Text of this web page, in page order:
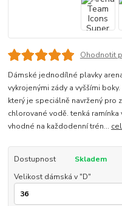
Ohodnotit
Dámské jednodílné plavky
vykrojenými zády a vyššími
který je speciálně navržený pro
chlorované vodě. tenká
vhodné na každodenní trén...
Dostupnost
Skladem
Velikost dámská v "D"